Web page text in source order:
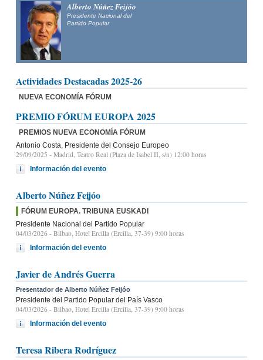
Alberto Núñez Feijóo
Presidente Nacional del
Partido Popular
Actividades Destacadas 2025-26
NUEVA ECONOMÍA FÓRUM
PREMIO FÓRUM EUROPA 2025
PREMIOS NUEVA ECONOMÍA FÓRUM
Antonio Costa, Presidente del Consejo Europeo
29/09/2025 - Madrid, Teatro Real (Plaza de Isabel II, s/n) 12:00 horas
Información del evento
Alberto Núñez Feijóo
FÓRUM EUROPA. TRIBUNA EUSKADI
Presidente Nacional del Partido Popular
04/03/2026 - Bilbao, Hotel Ercilla (Ercilla, 37-39) 9:00 horas
Información del evento
Javier de Andrés Guerra
Presentador de Alberto Núñez Feijóo
Presidente del Partido Popular del País Vasco
04/03/2026 - Bilbao, Hotel Ercilla (Ercilla, 37-39) 9:00 horas
Información del evento
Teresa Ribera Rodríguez